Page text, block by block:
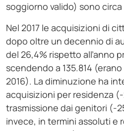
soggiorno valido) sono circa
Nel 2017 le acquisizioni di
dopo oltre un decennio di
del 26,4% rispetto all’anno
scendendo a 135.814
2016). La diminuzione ha
acquisizioni per residenza
trasmissione dai genitori (-
invece, in termini assoluti e